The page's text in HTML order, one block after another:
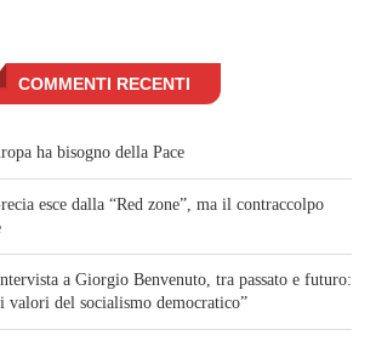
COMMENTI RECENTI
ha bisogno della Pace
esce dalla “Red zone”, ma il contraccolpo
a Giorgio Benvenuto, tra passato e futuro:
valori del socialismo democratico”